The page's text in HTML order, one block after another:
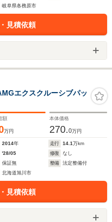
岐阜県各務原市
見積依頼
エクスクルーシブパッ
額
万円
本体価格
270.0万円
2014年 走行 14.1万km
'28/05 修復
なし
保証無 整備
法定整備付
北海道旭川市
見積依頼